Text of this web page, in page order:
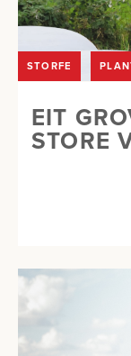
STORFE
EIT
STORE